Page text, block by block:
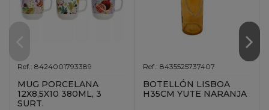
Ref.: 8424001793389
MUG PORCELANA
12X8,5X10 380ML, 3
SURT.
Ref.: 8435525737407
BOTELLÓN LISBOA
H35CM YUTE NARANJA